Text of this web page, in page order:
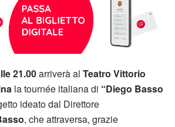
21.00arriverà al Teatro Vittorio
la tournée italiana di “Diego Basso
ideato dal Direttore
, che attraversa, grazie